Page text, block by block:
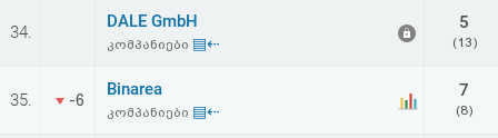
34.
DALE GmbH
კომპანიები ▤⇠
5
(13)
35. -6
Binarea
კომპანიები ▤⇠
7
(8)